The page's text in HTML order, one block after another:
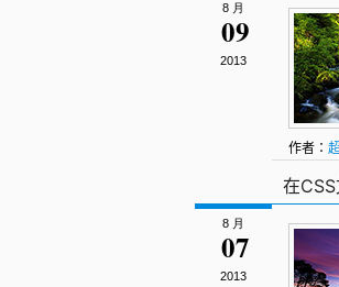
8 月
09
2013
作者：
在
8 月
07
2013